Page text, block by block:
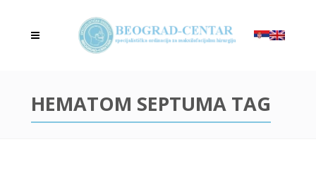
HEMATOM SEPTUMA TAG